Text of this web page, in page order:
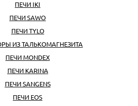
ПЕЧИ IKI
ПЕЧИ SAWO
ПЕЧИ TYLO
ИЗ ТАЛЬКОМАГНЕЗИТА
ПЕЧИ MONDEX
ПЕЧИ KARINA
ПЕЧИ SANGENS
ПЕЧИ EOS